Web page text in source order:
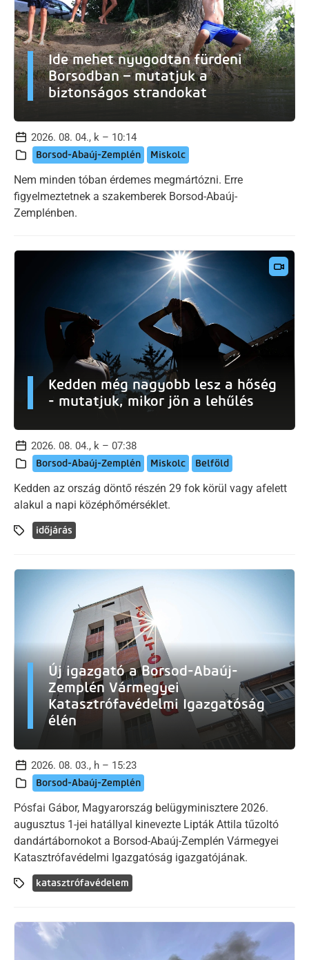
Ide mehet nyugodtan fürdeni
Borsodban – mutatjuk a
biztonságos strandokat
2026. 08. 04., k – 10:14
Borsod-Abaúj-Zemplén Miskolc
Nem minden tóban érdemes megmártózni. Erre
figyelmeztetnek a szakemberek Borsod-Abaúj-
Zemplénben.
Kedden még nagyobb lesz a hőség
- mutatjuk, mikor jön a lehűlés
2026. 08. 04., k – 07:38
Borsod-Abaúj-Zemplén Miskolc Belföld
Kedden az ország döntő részén 29 fok körül vagy afelett
alakul a napi középhőmérséklet.
időjárás
Új igazgató a Borsod-Abaúj-
Zemplén Vármegyei
Katasztrófavédelmi Igazgatóság
élén
2026. 08. 03., h – 15:23
Borsod-Abaúj-Zemplén
Pósfai Gábor, Magyarország belügyminisztere 2026.
augusztus 1-jei hatállyal kinevezte Lipták Attila tűzoltó
dandártábornokot a Borsod-Abaúj-Zemplén Vármegyei
Katasztrófavédelmi Igazgatóság igazgatójának.
katasztrófavédelem